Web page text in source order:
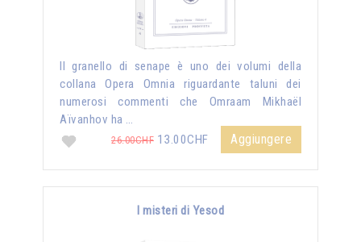
Il granello di senape è uno dei volumi della
collana Opera Omnia riguardante taluni dei
numerosi commenti che Omraam Mikhaël
Aïvanhov ha …
26.00CHF 13.00CHF Aggiungere
I misteri di Yesod